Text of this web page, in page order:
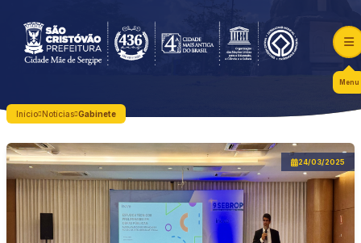
Menu
Início Notícias Gabinete
24/03/2025